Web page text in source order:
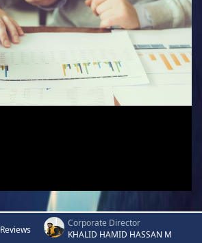
Reviews
Corporate Director
KHALID HAMID HASSAN M